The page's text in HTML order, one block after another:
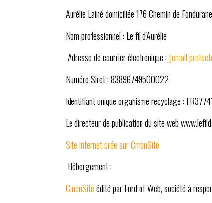
Aurélie Lainé domiciliée 176 Chemin de
Nom professionnel : Le fil d'Aurélie
Adresse de courrier électronique : [email
Numéro Siret : 83896749500022
Identifiant unique organisme recyclage :
Le directeur de publication du site web
Site internet crée sur CmonSite
Hébergement :
CmonSiteédité par Lord of Web, société à